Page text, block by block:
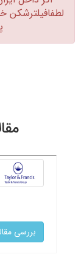
لطفافیلترشکن
بررسی مقاله